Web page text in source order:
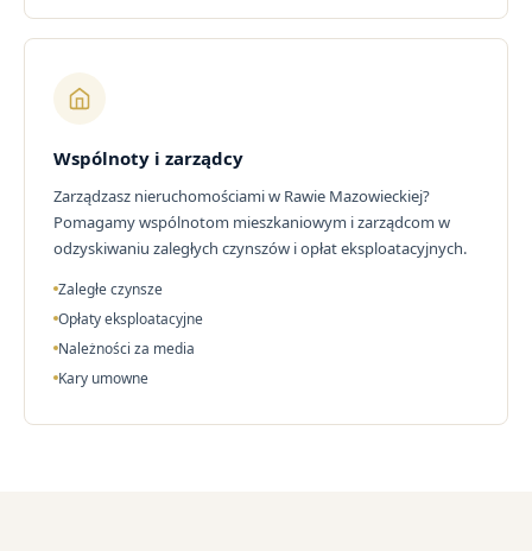
Wspólnoty i zarządcy
Zarządzasz nieruchomościami w Rawie Mazowieckiej?
Pomagamy wspólnotom mieszkaniowym i zarządcom w
odzyskiwaniu zaległych czynszów i opłat eksploatacyjnych.
Zaległe czynsze
Opłaty eksploatacyjne
Należności za media
Kary umowne